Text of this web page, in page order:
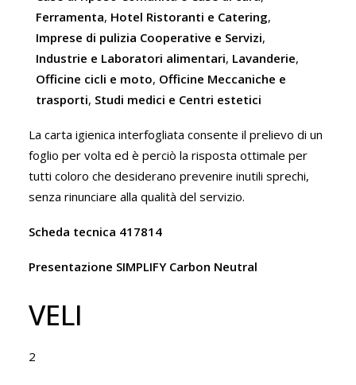
Ferramenta, Hotel Ristoranti e Catering,
Imprese di pulizia Cooperative e Servizi,
Industrie e Laboratori alimentari, Lavanderie,
Officine cicli e moto, Officine Meccaniche e
trasporti, Studi medici e Centri estetici
La carta igienica interfogliata consente il prelievo di un
foglio per volta ed è perciò la risposta ottimale per
tutti coloro che desiderano prevenire inutili sprechi,
senza rinunciare alla qualità del servizio.
Scheda tecnica 417814
Presentazione SIMPLIFY Carbon Neutral
VELI
2